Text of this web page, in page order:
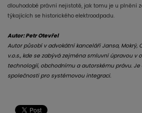
dlouhodobé právní nejistotě, jak tomu je u plnění
týkajících se historického elektroodpadu.
Autor: Petr Otevřel
Autor působí v advokátní kanceláři Jansa, Mokrý,
v.o.s., kde se zabývá zejména smluvní úpravou v
technologií, obchodnímu a autorskému právu. Je
společnosti pro systémovou integraci.